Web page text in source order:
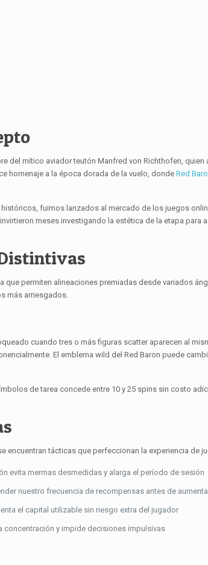
del mítico aviador teutón Manfred von Richthofen, quien
homenaje a la época dorada de la vuelo, donde Red
fuimos lanzados al mercado de los juegos
meses investigando la estética de la etapa para
permiten alineaciones premiadas desde variados
más arriesgados.
cuando tres o más figuras scatter aparecen al
El emblema wild del Red Baron puede
de tarea concede entre 10 y 25 spins sin costo
tácticas que perfeccionan la experiencia de
evita mermas desmedidas y alarga el período de sesión
nuestro frecuencia de recompensas antes de
el capital utilizable sin riesgo extra del jugador
y impide decisiones impulsivas